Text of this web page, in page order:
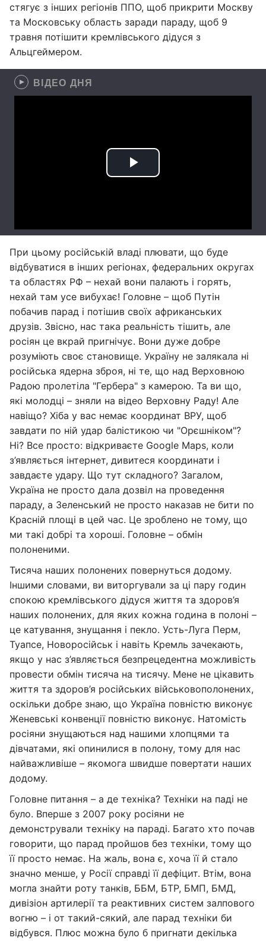
стягує з інших регіонів ППО, щоб прикрити Москву
та Московську область заради параду, щоб 9
травня потішити кремлівського дідуся з
Альцгеймером.
ВІДЕО ДНЯ
При цьому російській владі плювати, що буде
відбуватися в інших регіонах, федеральних округах
та областях РФ – нехай вони палають і горять,
нехай там усе вибухає! Головне – щоб Путін
побачив парад і потішив своїх африканських
друзів. Звісно, нас така реальність тішить, але
росіян це вкрай пригнічує. Вони дуже добре
розуміють своє становище. Україну не залякала ні
російська ядерна зброя, ні те, що над Верховною
Радою пролетіла "Гербера" з камерою. Та ви що,
які молодці – зняли на відео Верховну Раду! Але
навіщо? Хіба у вас немає координат ВРУ, щоб
завдати по ній удар балістикою чи "Орєшніком"?
Ні? Все просто: відкриваєте Google Maps, коли
з’являється інтернет, дивитеся координати і
завдаєте удару. Що тут складного? Загалом,
Україна не просто дала дозвіл на проведення
параду, а Зеленський не просто наказав не бити по
Красній площі в цей час. Це зроблено не тому, що
ми такі добрі та хороші. Головне – обмін
полоненими.
Тисяча наших полонених повернуться додому.
Іншими словами, ви виторгували за ці пару годин
спокою кремлівського дідуся життя та здоров’я
наших полонених, для яких кожна година в полоні –
це катування, знущання і пекло. Усть-Луга Перм,
Туапсе, Новоросійськ і навіть Кремль зачекають,
якщо у нас з’являється безпрецедентна можливість
провести обмін тисяча на тисячу. Мене не цікавить
життя та здоров’я російських військовополонених,
оскільки добре знаю, що Україна повністю виконує
Женевські конвенції повністю виконує. Натомість
росіяни знущаються над нашими хлопцями та
дівчатами, які опинилися в полону, тому для нас
найважливіше – якомога швидше повертати наших
додому.
Головне питання – а де техніка? Техніки на паді не
було. Вперше з 2007 року росіяни не
демонстрували техніку на параді. Багато хто почав
говорити, що парад пройшов без техніки, тому що
її просто немає. На жаль, вона є, хоча її й стало
значно менше, у Росії справді її дефіцит. Втім, вона
могла знайти роту танків, ББМ, БТР, БМП, БМД,
дивізіон артилерії та реактивних систем залпового
вогню – і от такий-сякий, але парад техніки би
відбувся. Плюс можна було б пригнати декілька